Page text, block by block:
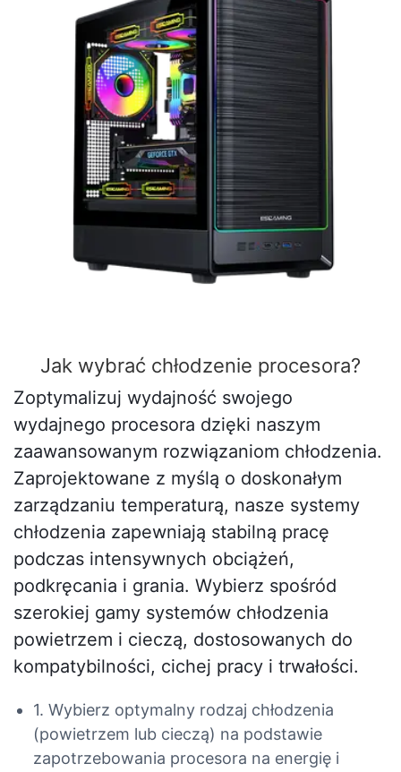
Jak wybrać chłodzenie procesora?
Zoptymalizuj wydajność swojego
wydajnego procesora dzięki naszym
zaawansowanym rozwiązaniom chłodzenia.
Zaprojektowane z myślą o doskonałym
zarządzaniu temperaturą, nasze systemy
chłodzenia zapewniają stabilną pracę
podczas intensywnych obciążeń,
podkręcania i grania. Wybierz spośród
szerokiej gamy systemów chłodzenia
powietrzem i cieczą, dostosowanych do
kompatybilności, cichej pracy i trwałości.
1. Wybierz optymalny rodzaj chłodzenia
(powietrzem lub cieczą) na podstawie
zapotrzebowania procesora na energię i